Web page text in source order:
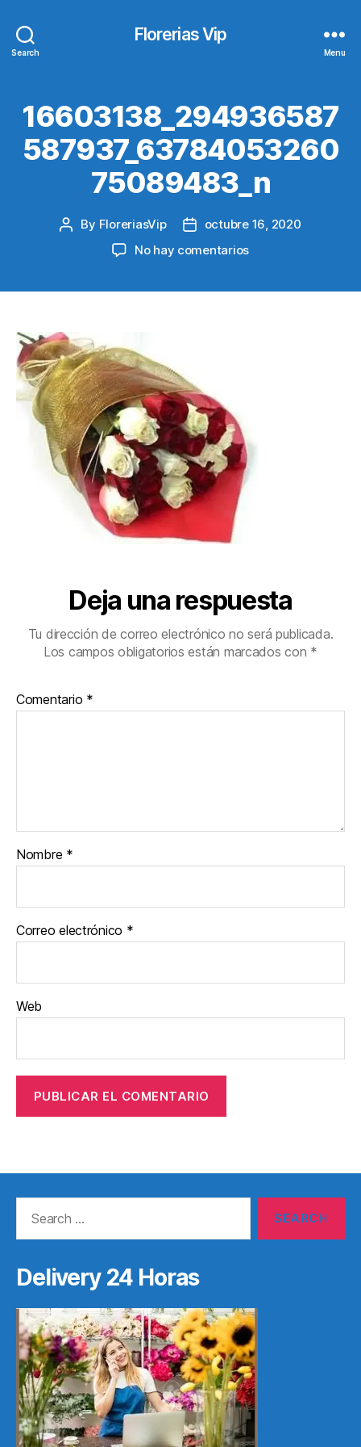
Search
Florerias Vip
Menu
16603138_294936587
587937_63784053260
75089483_n
Post
By FloreriasVip
Postoctubre 16, 2020
No hay comentariosen
Deja una respuesta
Tu dirección de correo electrónico no será publicada.
Los campos obligatorios están marcados con *
Comentario *
Nombre *
Correo electrónico *
Web
Delivery 24 Horas